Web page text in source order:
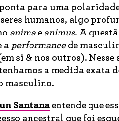
para uma
humanos, algo
anima e animus. A
a performancede
si & nos outros). Nesse
a medida exata
masculino.
Santanaentende que
ancestral que foi